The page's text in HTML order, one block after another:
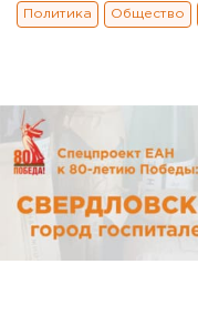
Политика Общество